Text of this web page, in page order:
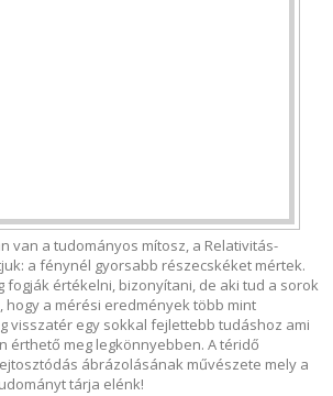
van a tudományos mítosz, a Relativitás-
a fénynél gyorsabb részecskéket mértek.
fogják értékelni, bizonyítani, de aki tud a sorok
hogy a mérési eredmények több mint
visszatér egy sokkal fejlettebb tudáshoz ami
érthető meg legkönnyebben. A téridő
ábrázolásának művészete mely a
tárja elénk!